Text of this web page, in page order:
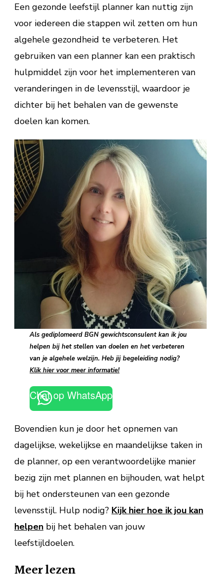
Een gezonde leefstijl planner kan nuttig zijn
voor iedereen die stappen wil zetten om hun
algehele gezondheid te verbeteren. Het
gebruiken van een planner kan een praktisch
hulpmiddel zijn voor het implementeren van
veranderingen in de levensstijl, waardoor je
dichter bij het behalen van de gewenste
doelen kan komen.
Als gediplomeerd BGN gewichtsconsulent kan ik jou
helpen bij het stellen van doelen en het verbeteren
van je algehele welzijn. Heb jij begeleiding nodig?
Klik hier voor meer informatie!
Chat op WhatsApp
Bovendien kun je door het opnemen van
dagelijkse, wekelijkse en maandelijkse taken in
de planner, op een verantwoordelijke manier
bezig zijn met plannen en bijhouden, wat helpt
bij het ondersteunen van een gezonde
levensstijl. Hulp nodig? Kijk hier hoe ik jou kan
helpen bij het behalen van jouw
leefstijldoelen.
Meer lezen